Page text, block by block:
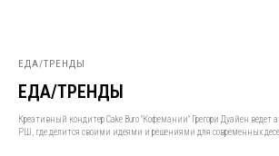
ЕДА/ТРЕНДЫ
ЕДА/ТРЕНДЫ
Креативный кондитер Cake Buro "Кофемании" Грегори Дуайен ведет
РШ, где делится своими идеями и решениями для современных